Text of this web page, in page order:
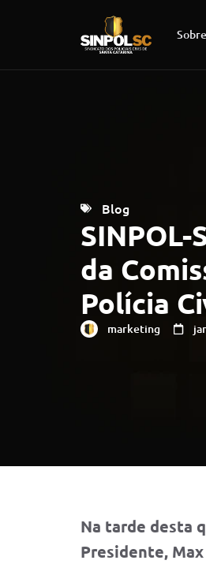
Blog
SINPOL-
da
Polícia
marketing
Na tarde desta
Presidente,